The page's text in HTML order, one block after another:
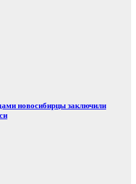
новосибирцы заключили